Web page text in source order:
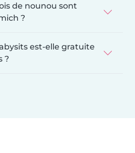
de nounou sont
?
est-elle gratuite
?